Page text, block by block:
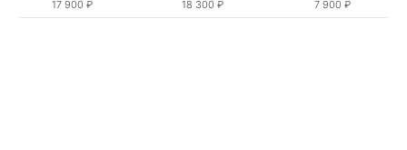
17 900 ₽ 18 300 ₽ 7 900 ₽